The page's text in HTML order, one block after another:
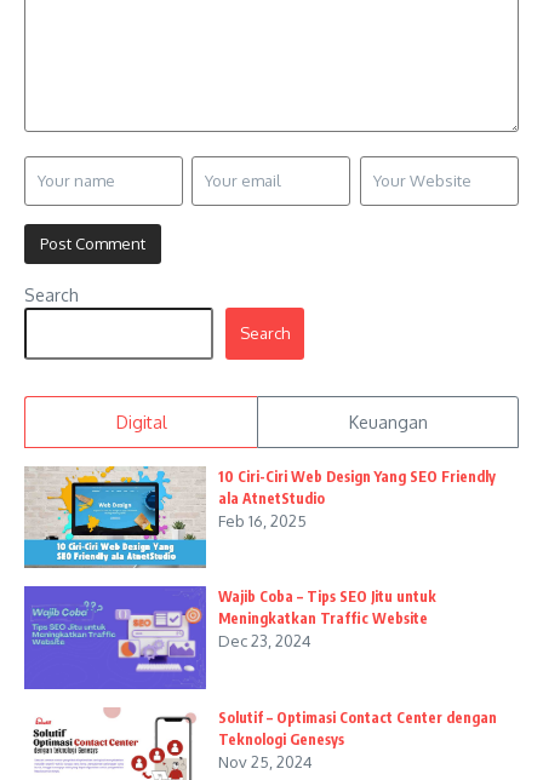
Search
Search
Digital Keuangan
10 Ciri-Ciri Web Design Yang SEO Friendly
ala AtnetStudio
Feb 16, 2025
Wajib Coba – Tips SEO Jitu untuk
Meningkatkan Traffic Website
Dec 23, 2024
Solutif – Optimasi Contact Center dengan
Teknologi Genesys
Nov 25, 2024